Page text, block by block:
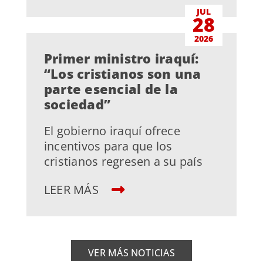
JUL
28
2026
Primer ministro iraquí:
“Los cristianos son una
parte esencial de la
sociedad”
El gobierno iraquí ofrece
incentivos para que los
cristianos regresen a su país
LEER MÁS
VER MÁS NOTICIAS